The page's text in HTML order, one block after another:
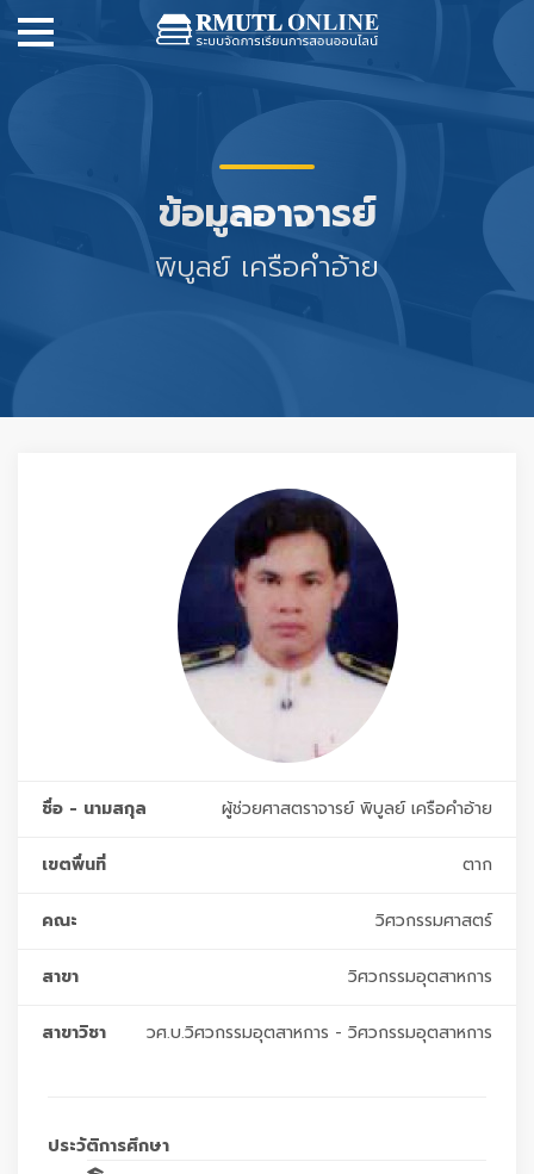
ข้อมูลอาจารย์
พิบูลย์ เครือคำอ้าย
ชื่อ - นามสกุล ผู้ช่วยศาสตราจารย์ พิบูลย์ เครือคำอ้าย
เขตพื่นที่ ตาก
คณะ วิศวกรรมศาสตร์
สาขา วิศวกรรมอุตสาหการ
สาขาวิชา วศ.บ.วิศวกรรมอุตสาหการ - วิศวกรรมอุตสาหการ
ประวัติการศึกษา